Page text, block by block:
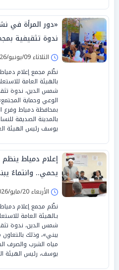
«دور المرأة في
ندوة تثقيفية
الثلاثاء 09/يونيو/2026 - 04:49 م
نظّم مجمع إعلام
بالهيئة العامة
شمس الدين، ندوة
الوعي وحماية
بمحافظة دمياط وفرع
بالمدينة الصديقة
يوسف رئيس الهيئة
إعلام دمياط
يحمي.. وانتماءٌ
الأربعاء 20/مايو/2026 - 06:17 م
نظّم مجمع إعلام دمياط
بـالهيئة العامة
شمس الدين، ندوة
يبني»، وذلك
مياه الشرب والصرف
يوسف، رئيس الهيئة